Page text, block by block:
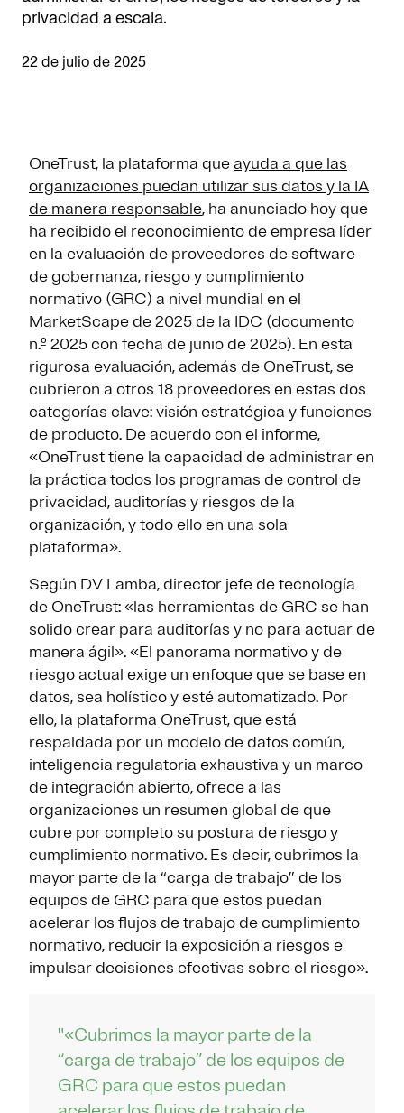
privacidad a escala.
22 de julio de 2025
OneTrust, la plataforma queayuda a que las
organizaciones puedan utilizar sus datos y la IA
de manera responsable, ha anunciado hoy que
ha recibido el reconocimiento de empresa líder
en la evaluación de proveedores de software
de gobernanza, riesgo y cumplimiento
normativo (GRC) a nivel mundial en el
MarketScape de 2025 de la IDC (documento
n.º 2025 con fecha de junio de 2025). En esta
rigurosa evaluación, además de OneTrust, se
cubrieron a otros 18 proveedores en estas dos
categorías clave: visión estratégica y funciones
de producto. De acuerdo con el informe,
«OneTrust tiene la capacidad de administrar en
la práctica todos los programas de control de
privacidad, auditorías y riesgos de la
organización, y todo ello en una sola
plataforma».
Según DV Lamba, director jefe de tecnología
de OneTrust: «las herramientas de GRC se han
solido crear para auditorías y no para actuar de
manera ágil». «El panorama normativo y de
riesgo actual exige un enfoque que se base en
datos, sea holístico y esté automatizado. Por
ello, la plataforma OneTrust, que está
respaldada por un modelo de datos común,
inteligencia regulatoria exhaustiva y un marco
de integración abierto, ofrece a las
organizaciones un resumen global de que
cubre por completo su postura de riesgo y
cumplimiento normativo. Es decir, cubrimos la
mayor parte de la “carga de trabajo” de los
equipos de GRC para que estos puedan
acelerar los flujos de trabajo de cumplimiento
normativo, reducir la exposición a riesgos e
impulsar decisiones efectivas sobre el riesgo».
"«Cubrimos la mayor parte de la
“carga de trabajo” de los equipos de
GRC para que estos puedan